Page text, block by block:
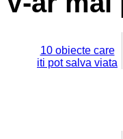
10 obiecte care
iti pot salva viata